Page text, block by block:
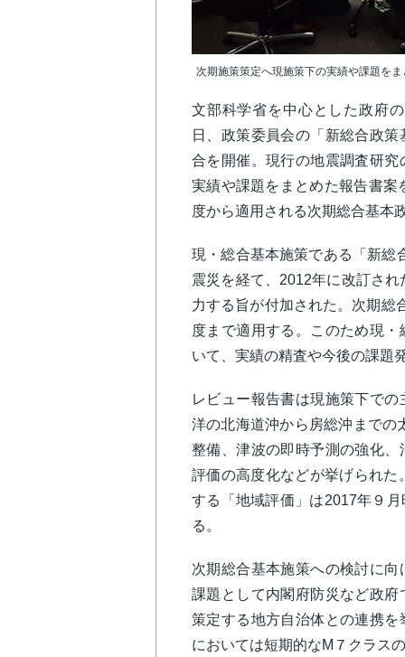
次期施策策定へ現施策下の実績や課題を
文部科学省を中心とした政府
日、政策委員会の「新総合政
合を開催。現行の地震調査研
実績や課題をまとめた報告書
度から適用される次期総合基本
現・総合基本施策である「新総
震災を経て、2012年に改訂さ
力する旨が付加された。次期総
度まで適用する。このため現
いて、実績の精査や今後の課題
レビュー報告書は現施策下で
洋の北海道沖から房総沖までの
整備、津波の即時予測の強化
評価の高度化などが挙げられた
する「地域評価」は2017年９
る。
次期総合基本施策への検討に
課題として内閣府防災など政
策定する地方自治体との連携
においては短期的なM７クラス